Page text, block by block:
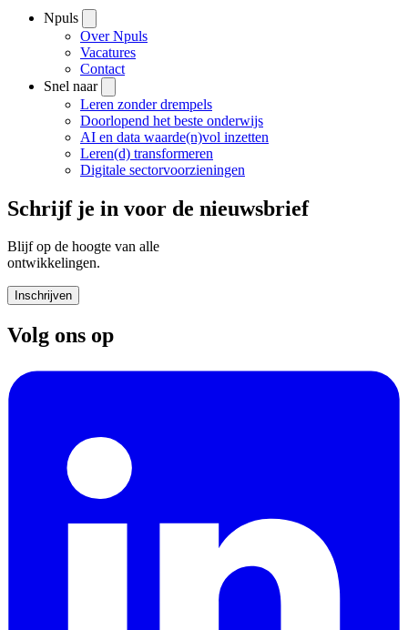
Npuls
Over Npuls
Vacatures
Contact
Snel naar
Leren zonder drempels
Doorlopend het beste onderwijs
AI en data waarde(n)vol inzetten
Leren(d) transformeren
Digitale sectorvoorzieningen
Schrijf je in voor de nieuwsbrief
Blijf op de hoogte van alle
ontwikkelingen.
Inschrijven
Volg ons op